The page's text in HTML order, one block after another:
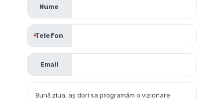
Nume
Telefon
Email